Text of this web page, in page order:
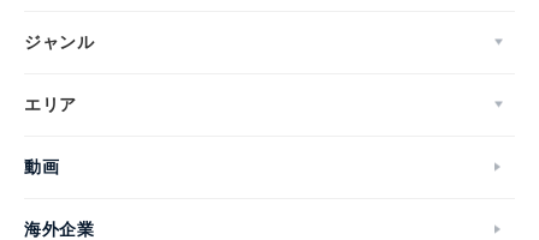
ジャンル
エリア
動画
海外企業